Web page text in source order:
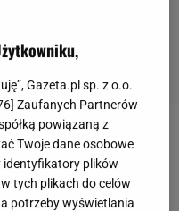
pół roku wLechii
Koprowiak dla
że zawodnicy nie
Gazeta.pl sp. z o.o.
] Zaufanych Partnerów
powiązaną z
Twoje dane osobowe
identyfikatory plików
tych plikach do celów
potrzeby wyświetlania